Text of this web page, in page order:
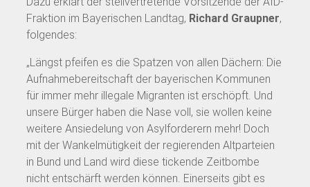
Fraktion im Bayerischen Landtag, Richard Graupner,
folgendes:
„Längst pfeifen es die Spatzen von allen Dächern: Die
Aufnahmebereitschaft der bayerischen Kommunen
für immer mehr illegale Migranten ist erschöpft. Und
unsere Bürger haben die Nase voll, sie wollen keine
weitere Ansiedelung von Asylforderern mehr! Doch
mit der Wankelmütigkeit der regierenden Altparteien
in Bund und Land wird diese tickende Zeitbombe
nicht entschärft werden können. Einerseits gibt es